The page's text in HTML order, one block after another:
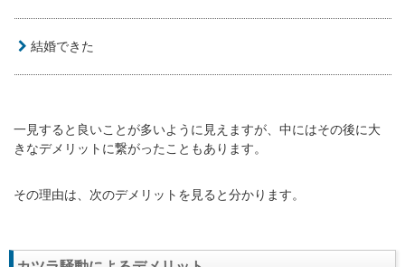
結婚できた
一見すると良いことが多いように見えますが、中にはその後に大
きなデメリットに繋がったこともあります。
その理由は、次のデメリットを見ると分かります。